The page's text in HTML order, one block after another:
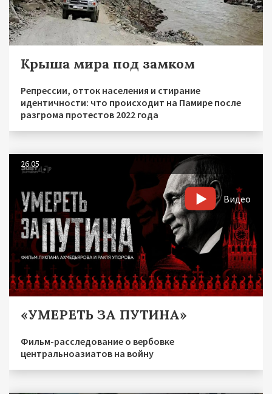
Крыша мира под замком
Репрессии, отток населения и стирание
идентичности: что происходит на Памире после
разгрома протестов 2022 года
26.05
Видео
«УМЕРЕТЬ ЗА ПУТИНА»
Фильм-расследование о вербовке
центральноазиатов на войну